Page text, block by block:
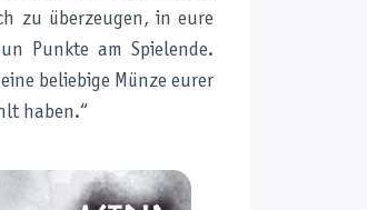
zu überzeugen, in eure
Punkte am Spielende.
beliebige Münze eurer
haben.“